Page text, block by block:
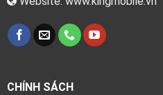
CHÍNH SÁCH